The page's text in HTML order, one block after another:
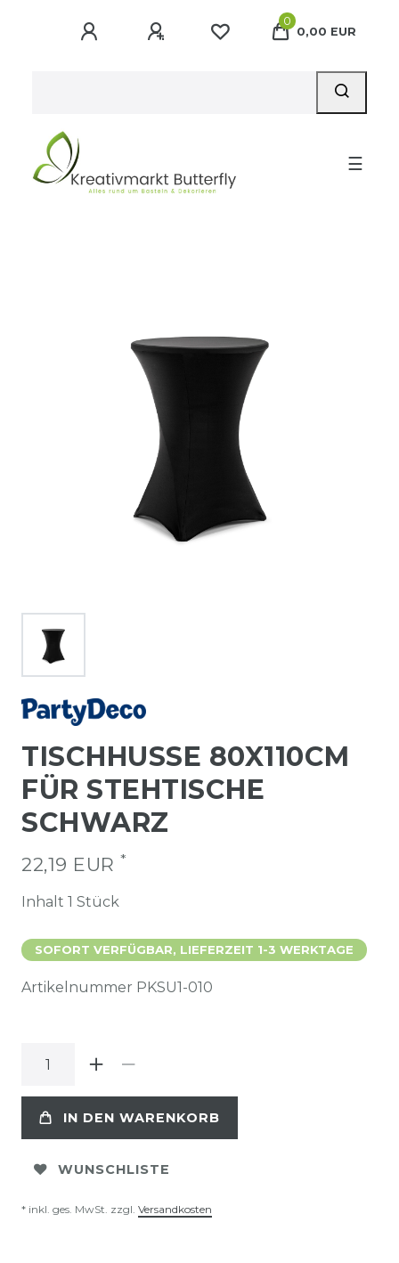
0
0,00 EUR
☰
TISCHHUSSE 80X110CM
FÜR STEHTISCHE
SCHWARZ
22,19 EUR *
Inhalt 1 Stück
SOFORT VERFÜGBAR, LIEFERZEIT 1-3 WERKTAGE
Artikelnummer PKSU1-010
IN DEN WARENKORB
WUNSCHLISTE
* inkl. ges. MwSt. zzgl. Versandkosten